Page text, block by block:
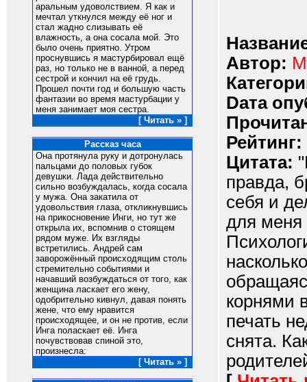
аральным удоволствием. Я как и
мечтал уткнулся между её ног и
стал жадно слизывать её
влажность, а она сосала мой. Это
было очень приятно. Утром
проснувшись я мастурбировал ещё
раз, но только не в ванной, а перед
сестрой и кончил на её грудь.
Прошел почти год и большую часть
фантазии во время мастурбации у
меня занимает моя сестра.
[ Читать » ]
Рассказ часа
Она протянула руку и дотронулась
пальцами до половых губок
девушки. Лада действительно
сильно возбуждалась, когда сосала
у мужа. Она закатила от
удовольствия глаза, откликнувшись
на прикосновение Инги, но тут же
открыла их, вспомнив о стоящем
рядом муже. Их взгляды
встретились. Андрей сам
заворожённый происходящим столь
стремительно событиями и
начавший возбуждаться от того, как
женщина ласкает его жену,
одобрительно кивнул, давая понять
жене, что ему нравится
происходящее, и он не против, если
Инга поласкает её. Инга
почувствовав спиной это,
произнесла:
[ Читать » ]
Автор:
Dата
Рейтинг:
Цитата:
правда,
себя и
для меня
корнями
печать
снята.